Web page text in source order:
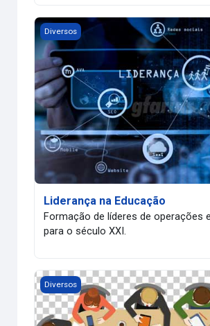
Liderança na Educação
Diversos
Liderança na Educação
Formação de líderes de operações
para o século XXI.
Metodologias Ativas de
Diversos